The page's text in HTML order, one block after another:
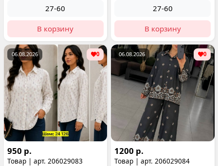
27-60
В корзину
27-60
В корзину
06.08.2026 0
950 р.
Товар | арт. 206029083
06.08.2026 0
1200 р.
Товар | арт. 206029084